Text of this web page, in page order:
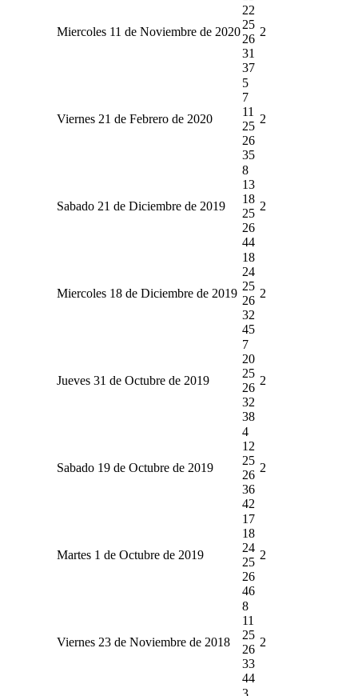
Miercoles 11 de Noviembre de 2020
22
25
26
31
37
2
Viernes 21 de Febrero de 2020
5
7
11
25
26
35
2
Sabado 21 de Diciembre de 2019
8
13
18
25
26
44
2
Miercoles 18 de Diciembre de 2019
18
24
25
26
32
45
2
Jueves 31 de Octubre de 2019
7
20
25
26
32
38
2
Sabado 19 de Octubre de 2019
4
12
25
26
36
42
2
Martes 1 de Octubre de 2019
17
18
24
25
26
46
2
Viernes 23 de Noviembre de 2018
8
11
25
26
33
44
2
3